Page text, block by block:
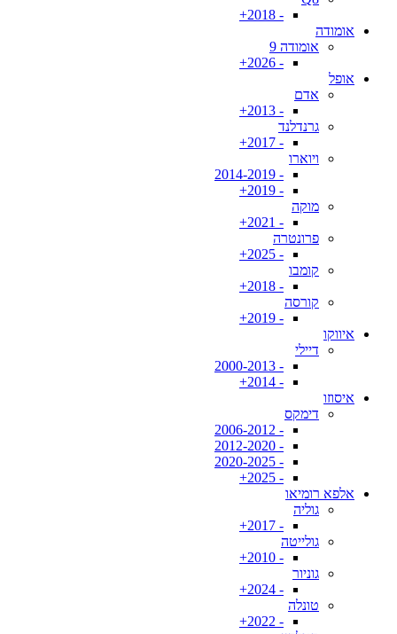
- 2018+
אומודה
אומודה 9
- 2026+
אופל
אדם
- 2013+
גרנדלנד
- 2017+
ויוארו
- 2014-2019
- 2019+
מוקה
- 2021+
פרונטרה
- 2025+
קומבו
- 2018+
קורסה
- 2019+
איווקו
דיילי
- 2000-2013
- 2014+
איסוזו
דימקס
- 2006-2012
- 2012-2020
- 2020-2025
- 2025+
אלפא רומיאו
גוליה
- 2017+
גולייטה
- 2010+
גוניור
- 2024+
טונלה
- 2022+